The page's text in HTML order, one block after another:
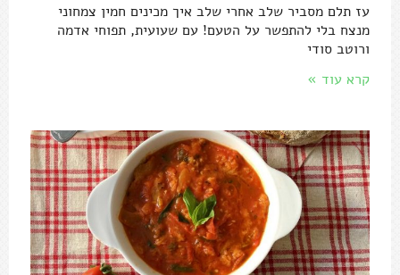
עז תלם מסביר שלב אחרי שלב איך מכינים חמין צמחוני
מנצח בלי להתפשר על הטעם! עם שעועית, תפוחי אדמה
ורוטב סודי
קרא עוד »